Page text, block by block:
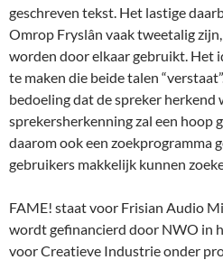
geschreven tekst. Het lastige
Omrop Fryslân vaak tweetalig
worden door elkaar gebruikt. Het
te maken die beide talen
bedoeling dat de spreker herkend
sprekersherkenning zal een hoop
daarom ook een zoekprogramma
gebruikers makkelijk kunnen
FAME! staat voor Frisian Audio
wordt gefinancierd door NWO in
voor Creatieve Industrie onder